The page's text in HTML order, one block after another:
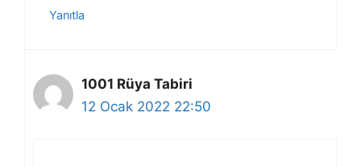
Yanıtla
1001 Rüya Tabiri
12 Ocak 2022 22:50